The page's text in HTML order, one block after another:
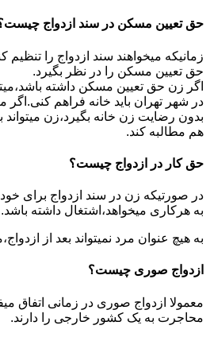
حق تعیین مسکن در سند ازدواج
زمانیکه میخواهند سند ازدواج را تنظیم
حق تعیین مسکن را در نظر بگیرد.
اگر زن حق تعیین مسکن داشته
در شهر تهران باید خانه فراهم کنی.اگر
بدون رضایت زن خانه بگیرد،زن میتواند
هم مطالبه کند.
حق کار در ازدواج چیست؟
در صورتیکه زن در سند ازدواج برای خود
به هرکاری میخواهد،اشتغال داشته باشد.
به هیچ عنوان مرد نمیتواند بعد از
ازدواج صوری چیست؟
معمولا ازدواج صوری در زمانی اتفاق
محاجرت به یک کشور خارجی را دارند.